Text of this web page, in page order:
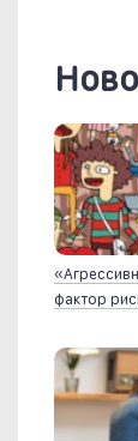
фактор